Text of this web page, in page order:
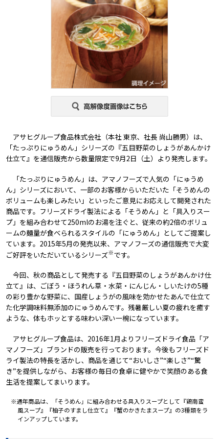
アサヒグループ食品株式会社（本社 東京、社長 尚山勝男）は、
「たっぷりにゅうめん」シリーズの『五目野菜のしょうがあんかけ
仕立て』を通信販売から数量限定で9月2日（土）より発売します。
「たっぷりにゅうめん」は、アマノフーズで人気の「にゅうめ
ん」シリーズにおいて、一部のお客様からいただいた「そうめんの
ボリュームも楽しみたい」といったご意見にお応えして開発された
商品です。フリーズドライ製法による「そうめん」と「具入りスー
プ」を組み合わせて250mlのお湯を注ぐと、従来の約2倍のボリュ
ームの麺量が食べられるスタイルの「にゅうめん」としてご提案し
ています。2015年5月の発売以来、アマノフーズの通信販売で大変
ご好評をいただいているシリーズ※です。
今回、秋の商品として発売する『五目野菜のしょうがあんかけ仕
立て』は、ごぼう・ほうれん草・水菜・にんじん・しいたけの5種
の彩り豊かな野菜に、国産しょうがの風味を効かせたあんで仕立て
た化学調味料無添加のにゅうめんです。残暑厳しい夏の疲れを癒す
ような、体もホッとする味わい深い一椀になっています。
アサヒグループ食品は、2016年1月よりフリーズドライ食品「ア
マノフーズ」ブランドの販売を行っております。今後もフリーズド
ライ製法の特長を活かし、商品を通じて“おいしさ”“楽しさ”“驚
き”を提供しながら、お客様の毎日の食卓に健やかで笑顔のある食
生活を提案してまいります。
※通年商品は、「そうめん」に組み合わせる具入りスープとして『鶏南蛮
風スープ』『柚子のすまし仕立て』『蟹のかきたまスープ』の3種類をラ
インアップしています。